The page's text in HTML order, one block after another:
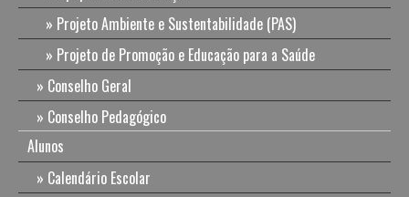
Projeto Ambiente e Sustentabilidade (PAS)
Projeto de Promoção e Educação para a Saúde
Conselho Geral
Conselho Pedagógico
Alunos
Calendário Escolar